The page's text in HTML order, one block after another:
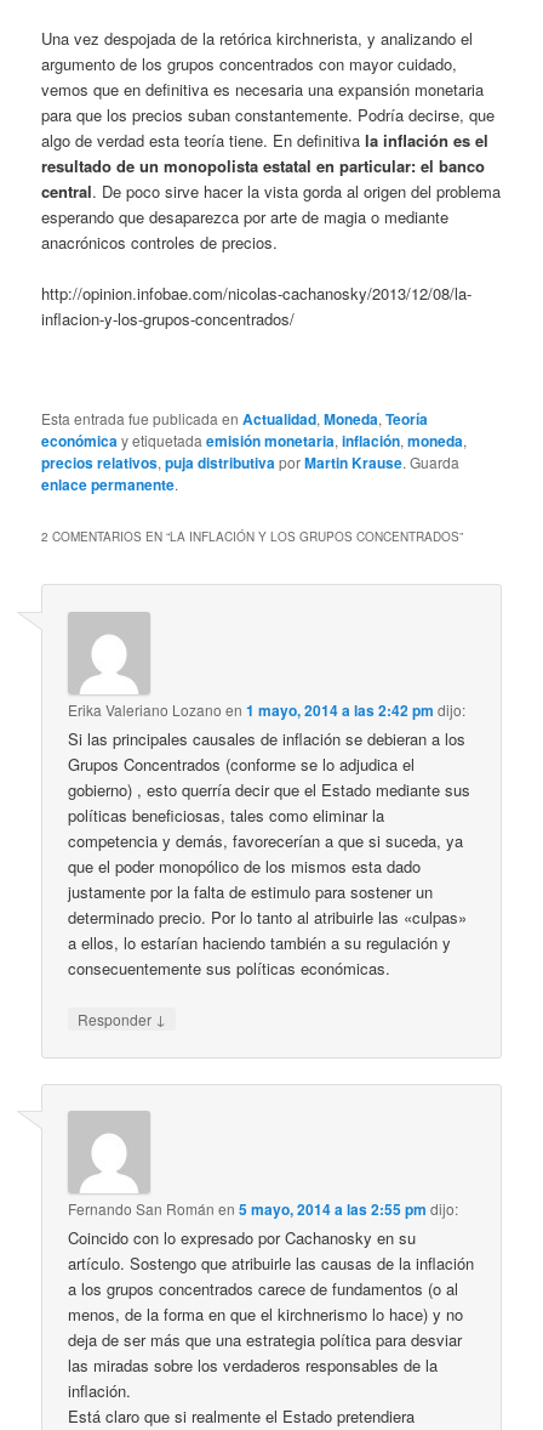
Una vez despojada de la retórica kirchnerista, y analizando el
argumento de los grupos concentrados con mayor cuidado,
vemos que en definitiva es necesaria una expansión monetaria
para que los precios suban constantemente. Podría decirse, que
algo de verdad esta teoría tiene. En definitivala inflación es el
resultado de un monopolista estatal en particular: el banco
central. De poco sirve hacer la vista gorda al origen del problema
esperando que desaparezca por arte de magia o mediante
anacrónicos controles de precios.
http://opinion.infobae.com/nicolas-cachanosky/2013/12/08/la-
inflacion-y-los-grupos-concentrados/
Esta entrada fue publicada enActualidad,Moneda,Teoría
económicay etiquetadaemisión monetaria,inflación,moneda,
precios relativos,puja distributivaporMartin Krause. Guarda
enlace permanente.
2 COMENTARIOS EN “LA INFLACIÓN Y LOS GRUPOS CONCENTRADOS”
Erika Valeriano Lozano en1 mayo, 2014 a las 2:42 pm dijo:
Si las principales causales de inflación se debieran a los
Grupos Concentrados (conforme se lo adjudica el
gobierno) , esto querría decir que el Estado mediante sus
políticas beneficiosas, tales como eliminar la
competencia y demás, favorecerían a que si suceda, ya
que el poder monopólico de los mismos esta dado
justamente por la falta de estimulo para sostener un
determinado precio. Por lo tanto al atribuirle las «culpas»
a ellos, lo estarían haciendo también a su regulación y
consecuentemente sus políticas económicas.
Responder ↓
Fernando San Román en5 mayo, 2014 a las 2:55 pm dijo:
Coincido con lo expresado por Cachanosky en su
artículo. Sostengo que atribuirle las causas de la inflación
a los grupos concentrados carece de fundamentos (o al
menos, de la forma en que el kirchnerismo lo hace) y no
deja de ser más que una estrategia política para desviar
las miradas sobre los verdaderos responsables de la
inflación.
Está claro que si realmente el Estado pretendiera